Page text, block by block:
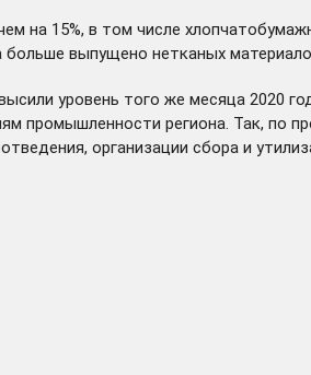
15%, в том числе
выпущено нетканых
уровень того же месяца 2020
промышленности региона. Так, по
организации сбора и